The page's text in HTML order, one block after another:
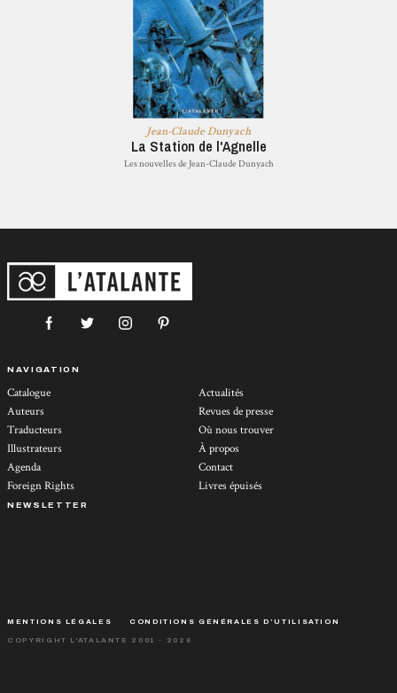
Jean-Claude Dunyach
La Station de l'Agnelle
Les nouvelles de Jean-Claude Dunyach
NAVIGATION
Catalogue
Auteurs
Traducteurs
Illustrateurs
Agenda
Foreign Rights
Actualités
Revues de presse
Où nous trouver
À propos
Contact
Livres épuisés
NEWSLETTER
MENTIONS LÉGALES CONDITIONS GÉNÉRALES D’UTILISATION
COPYRIGHT L'ATALANTE 2001 - 2026